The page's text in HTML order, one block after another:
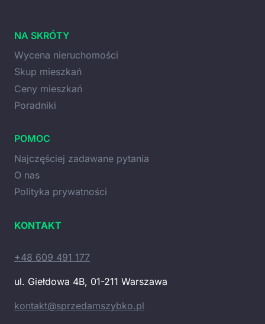
NA SKRÓTY
Wycena nieruchomości
Skup mieszkań
Ceny mieszkań
Poradniki
POMOC
Najczęściej zadawane pytania
O nas
Polityka prywatności
KONTAKT
+48 609 491 177
ul. Giełdowa 4B, 01-211 Warszawa
kontakt@sprzedamszybko.pl